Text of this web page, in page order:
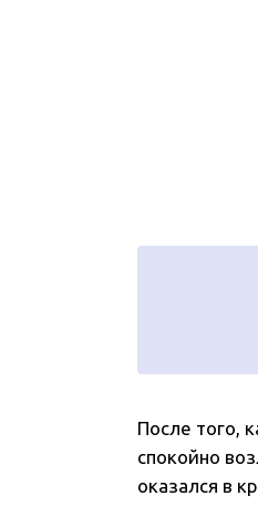
После того,
спокойно
оказался в